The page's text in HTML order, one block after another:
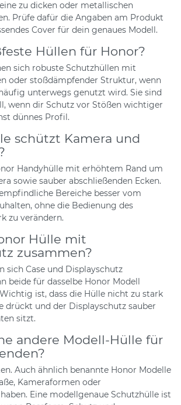
zu dicken oder metallischen
Prüfe dafür die Angaben am Produkt
Cover für dein genaues Modell.
Hüllen für Honor?
sich robuste Schutzhüllen mit
oder stoßdämpfender Struktur, wenn
unterwegs genutzt wird. Sie sind
wenn dir Schutz vor Stößen wichtiger
dünnes Profil.
schützt Kamera und
Handyhülle mit erhöhtem Rand um
sowie sauber abschließenden Ecken.
Bereiche besser vom
ohne die Bedienung des
zu verändern.
Hülle mit
zusammen?
sich Case und Displayschutz
beide für dasselbe Honor Modell
ist, dass die Hülle nicht zu stark
drückt und der Displayschutz sauber
sitzt.
andere Modell-Hülle für
Auch ähnlich benannte Honor Modelle
Kameraformen oder
Eine modellgenaue Schutzhülle ist